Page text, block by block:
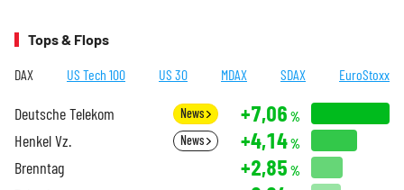
Tops & Flops
DAX US Tech 100 US 30 MDAX SDAX EuroStoxx
Deutsche Telekom News +7,06 %
Henkel Vz. News +4,14%
Brenntag +2,85 %